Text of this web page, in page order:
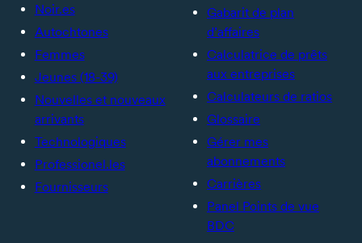
Noir.es
Autochtones
Femmes
Jeunes (18-39)
Nouvelles et nouveaux
arrivants
Technologiques
Professionel.les
Fournisseurs
Gabarit de plan
d’affaires
Calculatrice de prêts
aux entreprises
Calculateurs de ratios
Glossaire
Gérer mes
abonnements
Carrières
Panel Points de vue
BDC